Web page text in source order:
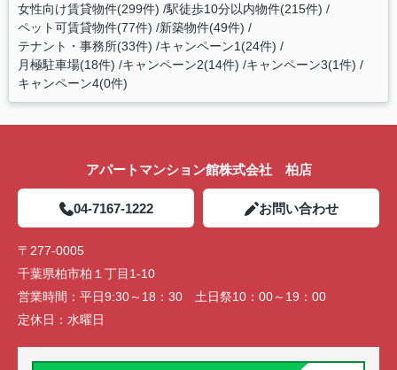
女性向け賃貸物件(299件) 駅徒歩10分以内物件(215件)
ペット可賃貸物件(77件) 新築物件(49件)
テナント・事務所(33件) キャンペーン1(24件)
月極駐車場(18件) キャンペーン2(14件) キャンペーン3(1件)
キャンペーン4(0件)
アパートマンション館株式会社 柏店
04-7167-1222 お問い合わせ
〒277-0005
千葉県柏市柏１丁目1-10
営業時間： 平日9:30～18：30 土日祭10：00～19：00
定休日： 水曜日